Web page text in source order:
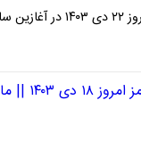
شد.